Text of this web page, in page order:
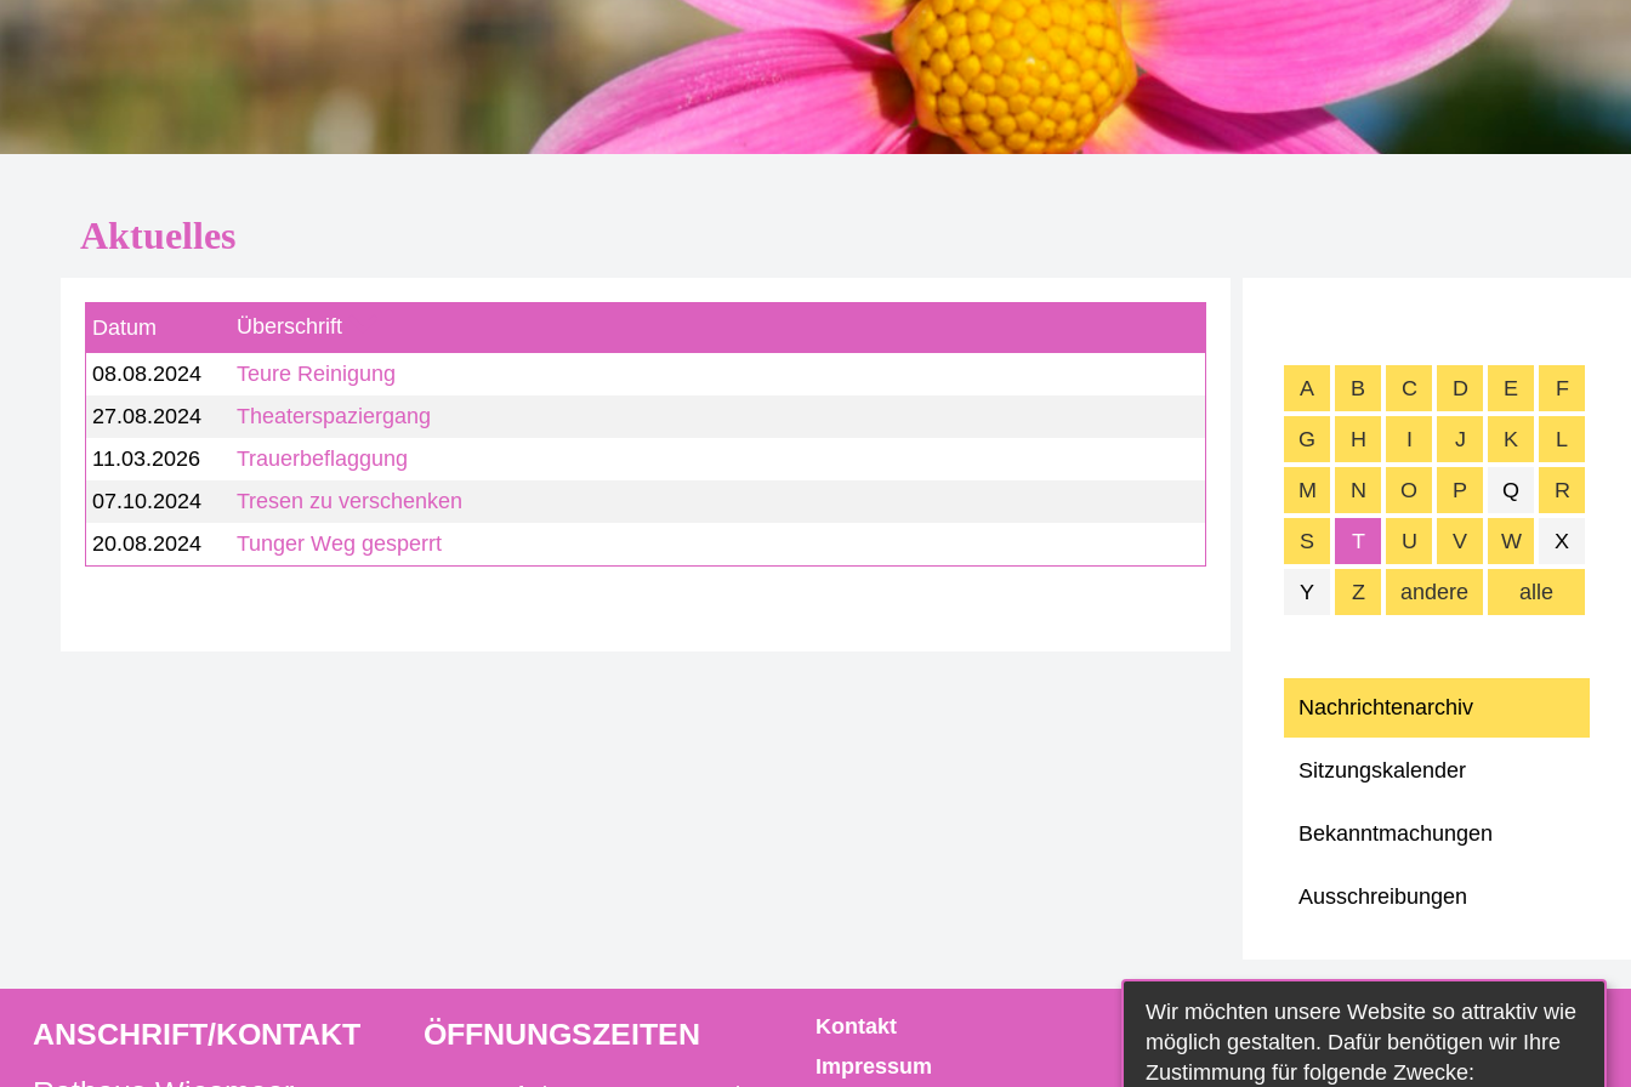
Aktuelles
Datum
Überschrift
08.08.2024
Teure Reinigung
27.08.2024
Theaterspaziergang
11.03.2026
Trauerbeflaggung
07.10.2024
Tresen zu verschenken
20.08.2024
Tunger Weg gesperrt
Nachrichtenarchiv
Sitzungskalender
Bekanntmachungen
Ausschreibungen
alle
A B C D E F
G H I J K L
M N O P Q R
S T U V W X
Y Z andere
ANSCHRIFT/KONTAKT
ÖFFNUNGSZEITEN
Kontakt
Impressum
Wir möchten unsere Website so attraktiv wie
möglich gestalten. Dafür benötigen wir Ihre
Zustimmung für folgende Zwecke: